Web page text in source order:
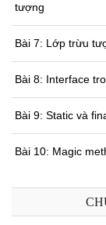
tượng
Bài 7: Lớp trừu
Bài 8: Interface
Bài 9: Static và
Bài 10: Magic
Bài 11: